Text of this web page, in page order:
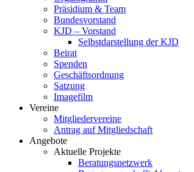
Präsidium & Team
Bundesvorstand
KJD – Vorstand
Selbstdarstellung der KJD
Beirat
Spenden
Geschäftsordnung
Satzung
Imagefilm
Vereine
Mitgliedervereine
Antrag auf Mitgliedschaft
Angebote
Aktuelle Projekte
Beratungsnetzwerk